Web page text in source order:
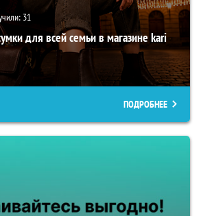
31
для всей семьи в магазине kari
ПОДРОБНЕЕ